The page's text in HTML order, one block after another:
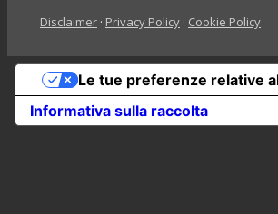
Disclaimer · Privacy Policy · Cookie Policy
Informativa sulla raccolta
Le tue preferenze relative